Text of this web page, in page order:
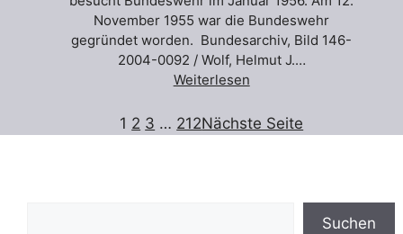
November 1955 war die Bundeswehr
gegründet worden. Bundesarchiv, Bild 146-
2004-0092 / Wolf, Helmut J.…
Weiterlesen
1 2 3 … 212Nächste Seite
Suchen